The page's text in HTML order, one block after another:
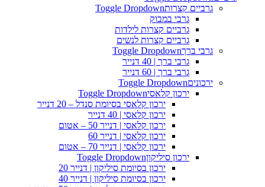
גרביים קצרות Toggle Dropdown
גרבי במבוק
גרביים קצרות לילדות
גרביים קצרות לנשים
גרבי ברךToggle Dropdown
גרבי ברך | 40 דנייר
גרבי ברך | 60 דנייר
ירכוניםToggle Dropdown
ירכון קלאסי Toggle Dropdown
ירכון קלאסי בסיומת סנדל – 20 דנייר
ירכון קלאסי | 40 דנייר
ירכון קלאסי | דנייר 50 – אטום
ירכון קלאסי | דנייר 60
ירכון קלאסי | דנייר 70 – אטום
ירכון סיליקוןToggle Dropdown
ירכון בסיומת סיליקון | דנייר 20
ירכון בסיומת סיליקון | דנייר 40